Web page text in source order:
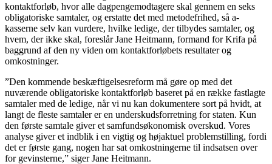
kontaktforløb, hvor alle dagpengemodtagere skal gennem en seks
obligatoriske samtaler, og erstatte det med metodefrihed, så a-
kasserne selv kan vurdere, hvilke ledige, der tilbydes samtaler, og
hvem, der ikke skal, foreslår Jane Heitmann, formand for Krifa på
baggrund af den ny viden om kontaktforløbets resultater og
omkostninger.
”Den kommende beskæftigelsesreform må gøre op med det
nuværende obligatoriske kontaktforløb baseret på en række fastlagte
samtaler med de ledige, når vi nu kan dokumentere sort på hvidt, at
langt de fleste samtaler er en underskudsforretning for staten. Kun
den første samtale giver et samfundsøkonomisk overskud. Vores
analyse giver et indblik i en vigtig og højaktuel problemstilling, fordi
det er første gang, nogen har sat omkostningerne til indsatsen over
for gevinsterne,” siger Jane Heitmann.